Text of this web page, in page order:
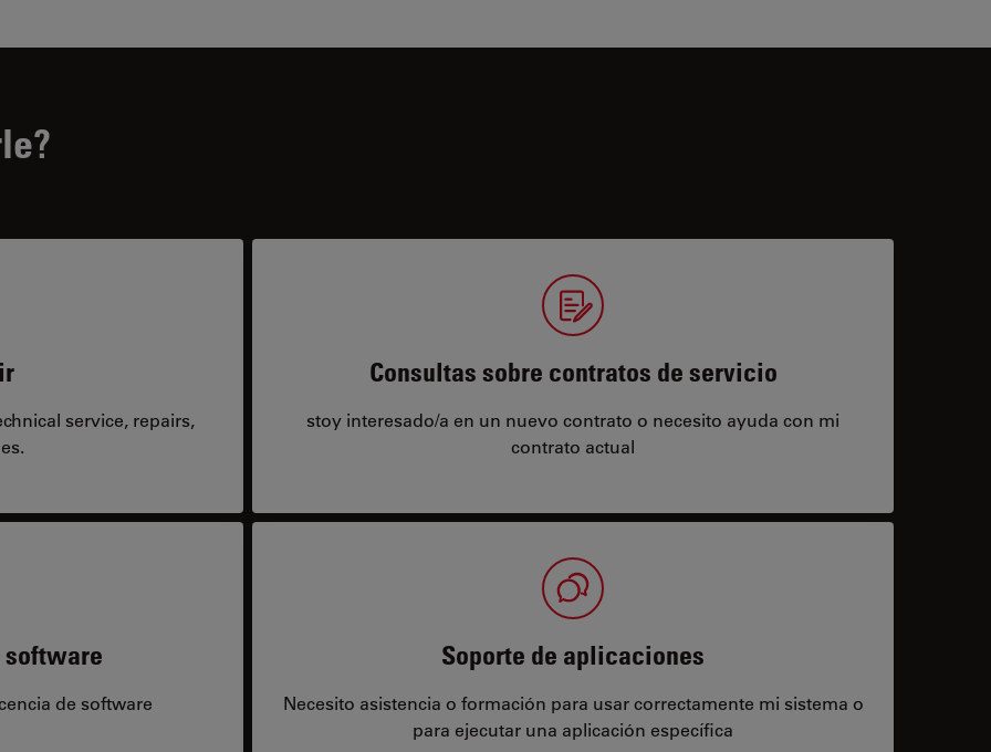
service, repairs,
Consultas sobre contratos de servicio
stoy interesado/a en un nuevo contrato o necesito ayuda con mi
contrato actual
de software
Soporte de aplicaciones
Necesito asistencia o formación para usar correctamente mi sistema o
para ejecutar una aplicación específica